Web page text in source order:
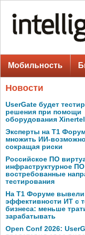
Мобильность
Новости
UserGate будет
решения при помощи
оборудования Xinertel
Эксперты на Т1
множить ИИ-
сокращая риски
Российское ПО
инфраструктурное
востребованные
тестирования
На Т1 Форуме
эффективности ИТ с
бизнеса: меньше
зарабатывать
Open Conf 2026: